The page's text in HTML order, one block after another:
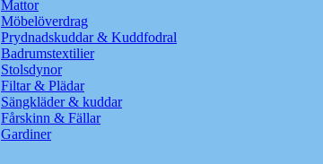
Mattor
Möbelöverdrag
Prydnadskuddar & Kuddfodral
Badrumstextilier
Stolsdynor
Filtar & Plädar
Sängkläder & kuddar
Fårskinn & Fällar
Gardiner